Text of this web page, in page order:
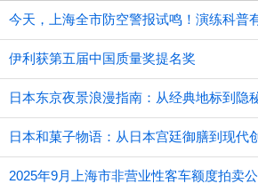
伊利获第五届中国质量奖提名奖
日本东京夜景浪漫指南：从经典地标到隐
日本和菓子物语：从日本宫廷御膳到现代
2025年9月上海市非营业性客车额度拍卖